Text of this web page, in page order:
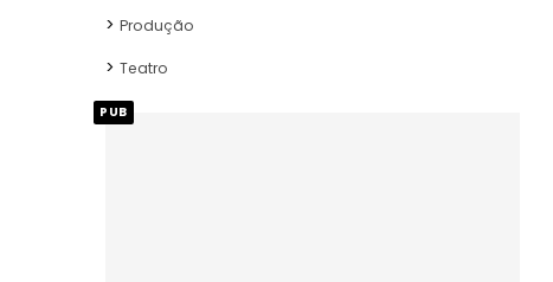
Produção
Teatro
PUB